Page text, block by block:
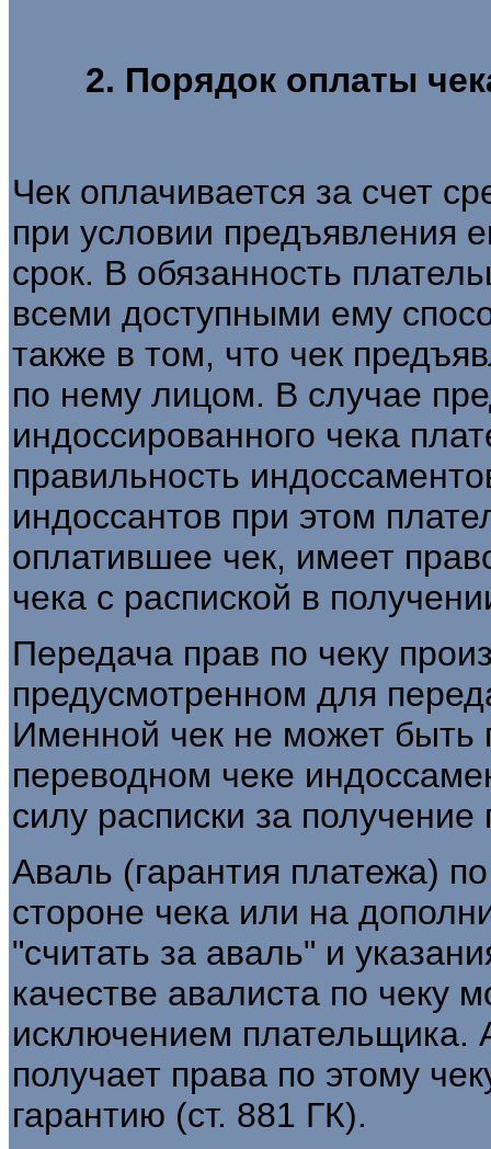
2. Порядок оплаты
Чек оплачивается за счет
при условии предъявления
срок. В обязанность
всеми доступными ему
также в том, что чек
по нему лицом. В случае
индоссированного чека
правильность
индоссантов при этом
оплатившее чек, имеет
чека с распиской в
Передача прав по чеку
предусмотренном для
Именной чек не может быть
переводном чеке
силу расписки за
Аваль (гарантия платежа)
стороне чека или на
"считать за аваль" и
качестве авалиста по чеку
исключением плательщика.
получает права по этому
гарантию (ст. 881 ГК).